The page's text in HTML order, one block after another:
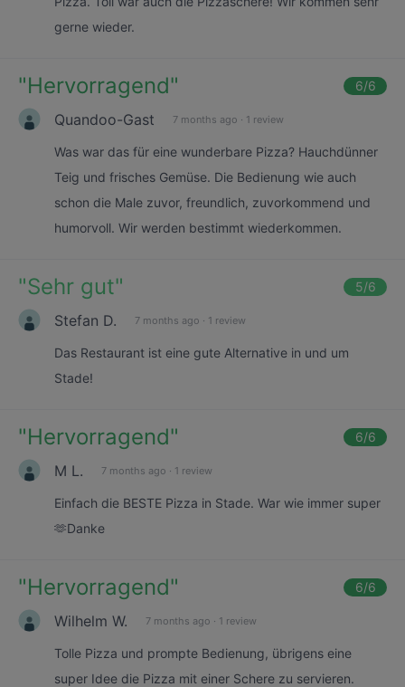
gerne wieder.
"Hervorragend" 6/6
Quandoo-Gast 7 months ago · 1 review
Was war das für eine wunderbare Pizza? Hauchdünner
Teig und frisches Gemüse. Die Bedienung wie auch
schon die Male zuvor, freundlich, zuvorkommend und
humorvoll. Wir werden bestimmt wiederkommen.
"Sehr gut" 5/6
Stefan D. 7 months ago · 1 review
Das Restaurant ist eine gute Alternative in und um
Stade!
"Hervorragend" 6/6
M L. 7 months ago · 1 review
Einfach die BESTE Pizza in Stade. War wie immer super
🫶Danke
"Hervorragend" 6/6
Wilhelm W. 7 months ago · 1 review
Tolle Pizza und prompte Bedienung, übrigens eine
super Idee die Pizza mit einer Schere zu servieren.